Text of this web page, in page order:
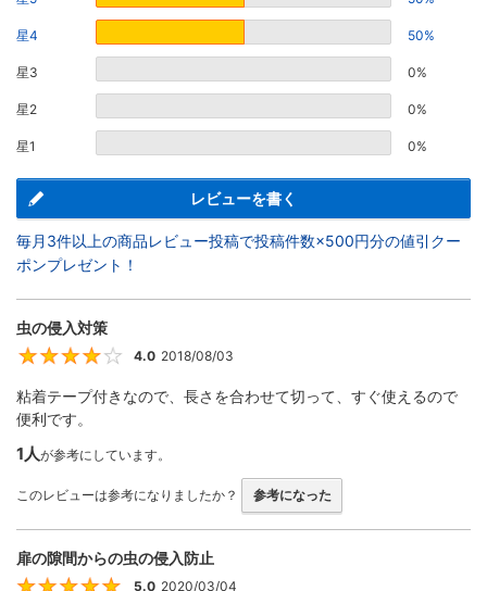
星4 50%
星3 0%
星2 0%
星1 0%
レビューを書く
毎月3件以上の商品レビュー投稿で投稿件数×500円分の値引クー
ポンプレゼント！
虫の侵入対策
4
4.0 2018/08/03
粘着テープ付きなので、長さを合わせて切って、すぐ使えるので
便利です。
1人が参考にしています。
このレビューは参考になりましたか？ 参考になった
扉の隙間からの虫の侵入防止
5
5.0 2020/03/04